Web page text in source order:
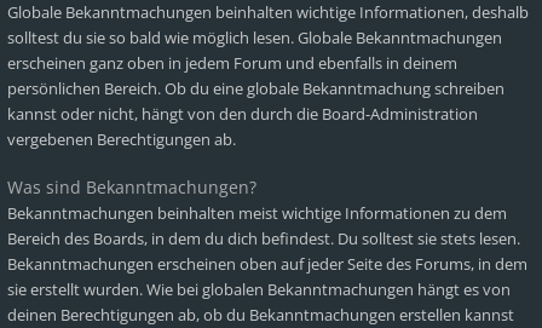
Globale Bekanntmachungen beinhalten wichtige Informationen, deshalb
solltest du sie so bald wie möglich lesen. Globale Bekanntmachungen
erscheinen ganz oben in jedem Forum und ebenfalls in deinem
persönlichen Bereich. Ob du eine globale Bekanntmachung schreiben
kannst oder nicht, hängt von den durch die Board-Administration
vergebenen Berechtigungen ab.
Was sind Bekanntmachungen?
Bekanntmachungen beinhalten meist wichtige Informationen zu dem
Bereich des Boards, in dem du dich befindest. Du solltest sie stets lesen.
Bekanntmachungen erscheinen oben auf jeder Seite des Forums, in dem
sie erstellt wurden. Wie bei globalen Bekanntmachungen hängt es von
deinen Berechtigungen ab, ob du Bekanntmachungen erstellen kannst